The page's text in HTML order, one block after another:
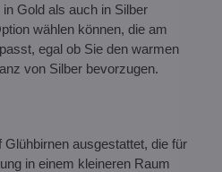
Gold als auch in Silber
wählen können, die am
egal ob Sie den warmen
von Silber bevorzugen.
ausgestattet, die für
in einem kleineren Raum